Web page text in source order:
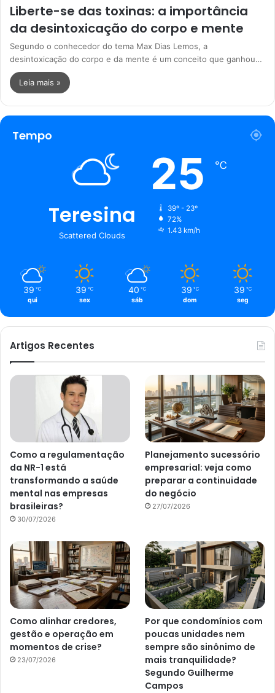
Liberte-se das toxinas: a importância
da desintoxicação do corpo e mente
Segundo o conhecedor do tema Max Dias Lemos, a
desintoxicação do corpo e da mente é um conceito que ganhou…
Leia mais »
Tempo
Teresina
Scattered Clouds
25 ℃
39º - 23º
72%
1.43 km/h
39 ℃
qui
39 ℃
sex
40 ℃
sáb
39 ℃
dom
39 ℃
seg
Artigos Recentes
Como a regulamentação
da NR-1 está
transformando a saúde
mental nas empresas
brasileiras?
30/07/2026
Planejamento sucessório
empresarial: veja como
preparar a continuidade
do negócio
27/07/2026
Como alinhar credores,
gestão e operação em
momentos de crise?
23/07/2026
Por que condomínios com
poucas unidades nem
sempre são sinônimo de
mais tranquilidade?
Segundo Guilherme
Campos